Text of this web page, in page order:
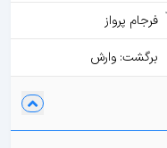
فرجام پرواز
برگشت: وارش